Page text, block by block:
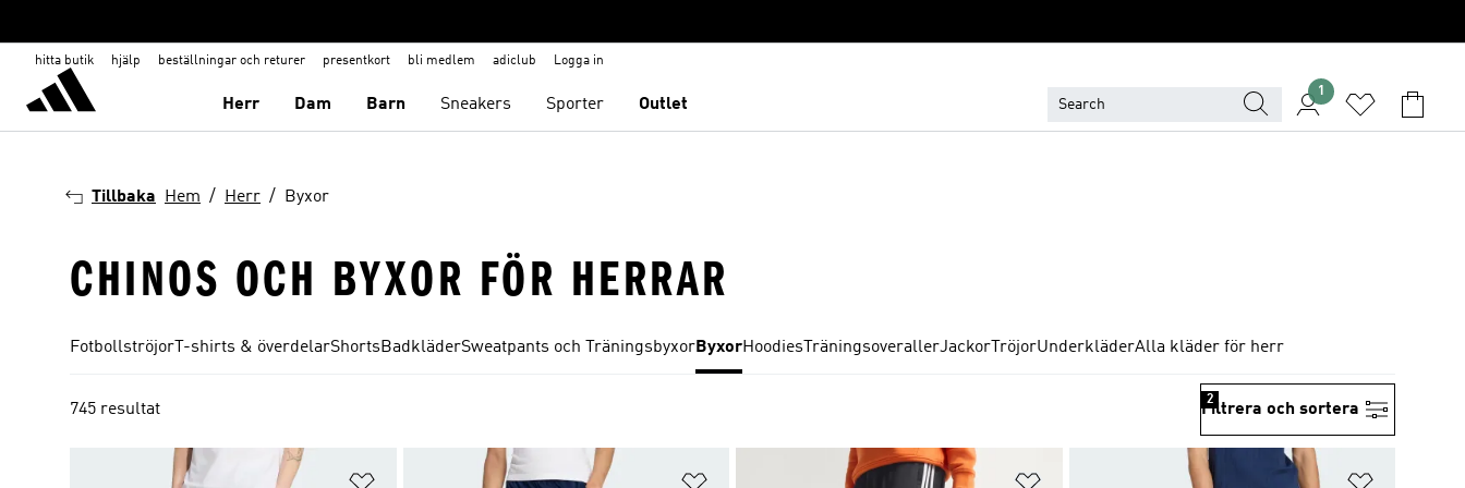
hitta butik hjälp beställningar och returer presentkort bli medlem adiclub Logga in
Herr Dam Barn Sneakers Sporter Outlet
1
Tillbaka Hem Herr Byxor
CHINOS OCH BYXOR FÖR HERRAR
Fotbollströjor T-shirts & överdelarShortsBadkläderSweatpants och TräningsbyxorByxorHoodies TräningsoverallerJackor TröjorUnderkläderAlla kläder för herr
745 resultat Filtrera och sortera
2
Lägg till på önskelistan Lägg till på önskelistan Lägg till på önskelistan